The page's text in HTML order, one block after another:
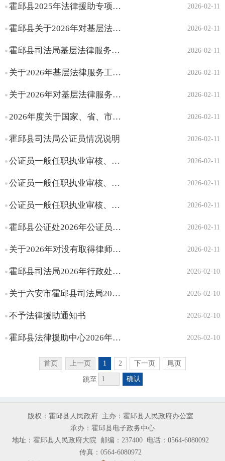
绝接受、擅自终止法律
助案件收取财物的处罚
律师、公证、人民调解
以律师名义从事法律业
务行为的处罚
、考核任职执业审核
委员会和人民调解员按
照国家和省有关规定给
基层法律服务
对基层法律服务所、基层
规行为的处罚
核准许可
对基层法律服务所、基层
彰奖励
2026-02-11
霍邱县2025年法律援助专项资金（案件补贴）分配结果（第五期）
2026-02-11
霍邱县关于2026年对基层法律服务所、基层法律服务工作者进行表彰奖励的说明
2026-02-11
霍邱县司法局基层法律服务工作者违法行为处罚流程图
2026-02-11
关于2026年基层法律服务工作者执业核准许可的情况说明
2026-02-11
关于2026年对基层法律服务所、基层法律服务工作者违法违规行为的处罚决定信息的说明
2026-02-11
2026年度关于国家、省、市对有突出贡献的人民调解委员会和人民调解员给予表彰奖励信息的情况说明（截至目...
2026-02-11
霍邱县司法局公证员情况说明
2026-02-11
公证员一般任职执业审核、考核任职执业审核审查意见
2026-02-11
公证员一般任职执业审核、考核任职执业审核申请指南
2026-02-11
公证员一般任职执业审核、考核任职执业审核指南及审批结果
2026-02-11
霍邱县公证处2026年公证员一般任职执业审核、考核任职执业审核意见、审核结果（截至目前）
2026-02-11
关于2026年对没有取得律师执业证书以律师名义从事法律业务行为的处罚决定信息的说明（截至目前）
2026-02-10
霍邱县司法局2026年行政处罚事项情况说明（截至目前）
2026-02-10
关于六安市霍邱县司法局2026年对在法律援助工作中作出突出贡献的组织和个人评选表彰的公示名单的情况说明...
2026-02-10
不予法律援助通知书
2026-02-10
霍邱县法律援助中心2026年法律援助投诉情况说明（截至目前）
首页 上一页 1 2 下一页 尾页
跳至 确认
版权：霍邱县人民政府 主办：霍邱县人民政府办公室
承办：霍邱县电子政务中心
地址：霍邱县人民政府大院 邮编：237400 电话：0564-6080092
传真：0564-6080972